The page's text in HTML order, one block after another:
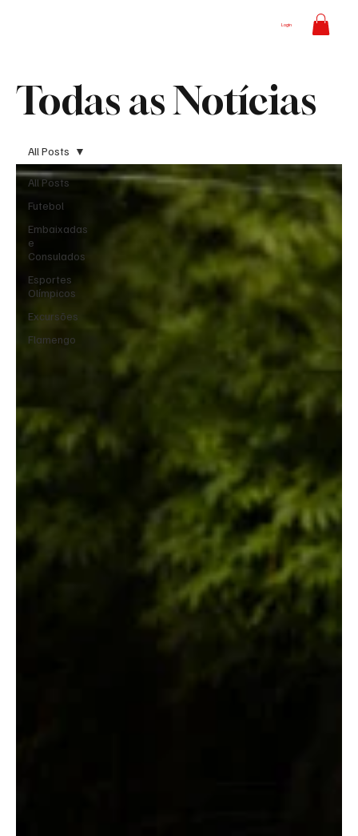
Login
Todas as Notícias
All Posts
Futebol
Embaixadas
e
Consulados
Esportes
Olímpicos
Excursões
Flamengo
All Posts